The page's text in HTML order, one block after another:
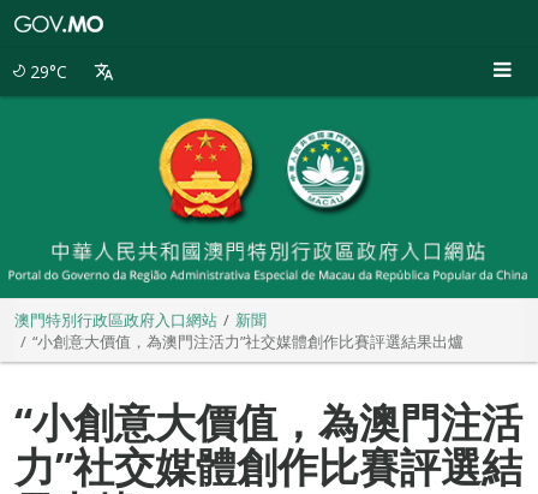
29°C
澳門特別行政區政府入口網站
新聞
“小創意大價值，為澳門注活力”社交媒體創作比賽評選結果出爐
“小創意大價值，為澳門注活
力”社交媒體創作比賽評選結